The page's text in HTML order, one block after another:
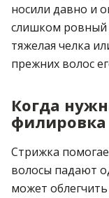
носили давно и
слишком ровный
тяжелая челка
прежних волос
Когда
филировка
Стрижка
волосы падают
может